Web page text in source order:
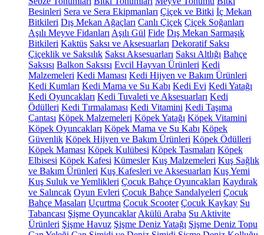
Besinleri Sera ve Sera Ekipmanları Çiçek ve Bitki İç Mekan
Bitkileri Dış Mekan Ağaçları Canlı Çiçek Çiçek Soğanları
Aşılı Meyve Fidanları Aşılı Gül Fide Dış Mekan Sarmaşık
Bitkileri Kaktüs Saksı ve Aksesuarları Dekoratif Saksı
Çiçeklik ve Saksılık Saksı Aksesuarları Saksı Altlığı Bahçe
Saksısı Balkon Saksısı Evcil Hayvan Ürünleri Kedi
Malzemeleri Kedi Maması Kedi Hijyen ve Bakım Ürünleri
Kedi Kumları Kedi Mama ve Su Kabı Kedi Evi Kedi Yatağı
Kedi Oyuncakları Kedi Tuvaleti ve Aksesuarları Kedi
Ödülleri Kedi Tırmalaması Kedi Vitamini Kedi Taşıma
Çantası Köpek Malzemeleri Köpek Yatağı Köpek Vitamini
Köpek Oyuncakları Köpek Mama ve Su Kabı Köpek
Güvenlik Köpek Hijyen ve Bakım Ürünleri Köpek Ödülleri
Köpek Maması Köpek Kulübesi Köpek Tasmaları Köpek
Elbisesi Köpek Kafesi Kümesler Kuş Malzemeleri Kuş Sağlık
ve Bakım Ürünleri Kuş Kafesleri ve Aksesuarları Kuş Yemi
Kuş Suluk ve Yemlikleri Çocuk Bahçe Oyuncakları Kaydırak
ve Salıncak Oyun Evleri Çocuk Bahçe Sandalyeleri Çocuk
Bahçe Masaları Uçurtma Çocuk Scooter Çocuk Kaykay Su
Tabancası Şişme Oyuncaklar Akülü Araba Su Aktivite
Ürünleri Şişme Havuz Şişme Deniz Yatağı Şişme Deniz Topu